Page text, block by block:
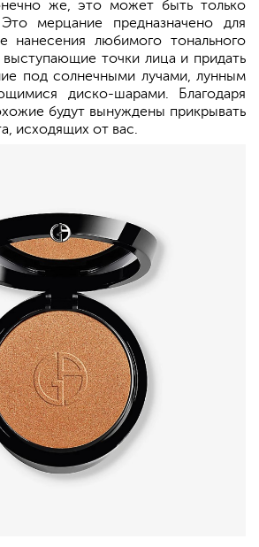
же, это может быть только
мерцание предназначено для
нанесения любимого тонального
точки лица и придать
под солнечными лучами, лунным
диско-шарами. Благодаря
будут вынуждены прикрывать
исходящих от вас.